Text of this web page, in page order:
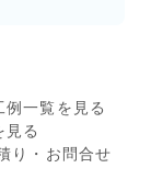
例一覧を見る
見る
り・お問合せ